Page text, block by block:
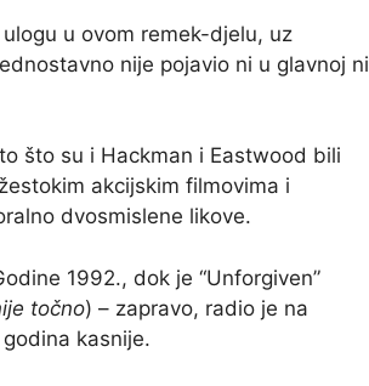
u ovom remek-djelu, uz
nije pojavio ni u glavnoj ni
što su i Hackman i Eastwood bili
akcijskim filmovima i
dvosmislene likove.
1992., dok je “Unforgiven”
točno) – zapravo, radio je na
kasnije.